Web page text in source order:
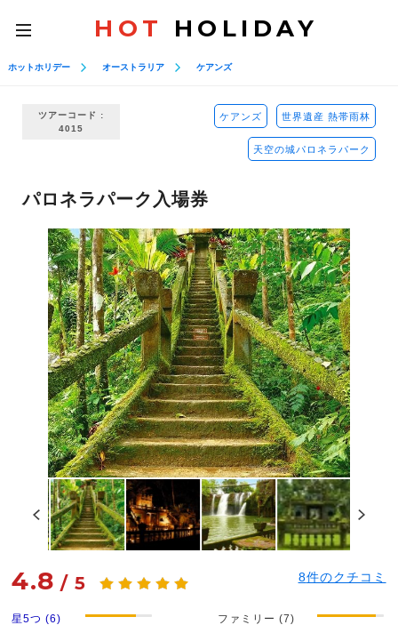
toggle
navigation
HOT HOLIDAY
ホットホリデー オーストラリア ケアンズ
ツアーコード :
4015
ケアンズ 世界遺産 熱帯雨林
天空の城パロネラパーク
パロネラパーク入場券
4.8 /5 8件のクチコミ
星5つ (6)
ファミリー (7)